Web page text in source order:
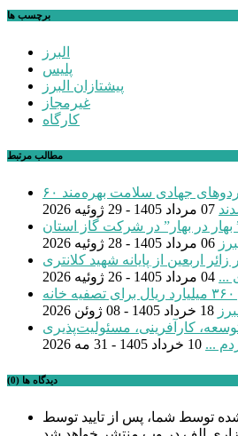
برچسب ها
البرز
پلیس
پیشتازان البرز
غیرمجاز
کارگاه
مطالب مرتبط
۶۰ هزار البرزی از خدمات اردوهای جهادی سلامت بهره‌مند
07 مرداد 1405 - 29 ژوئیه 2026
بهار در بهار” در شرکت گاز استان
06 مرداد 1405 - 28 ژوئیه 2026
بیش از ۱۱ هزار زائر اربعین از پایانه شهید کلانتری
... 04 مرداد 1405 - 26 ژوئیه 2026
اختصاص ۲ هزار و ۳۶۰ میلیارد ریال برای تصفیه خانه
18 خرداد 1405 - 08 ژوئن 2026
کارآفرینی، مسئولیت‌پذیری
... 10 خرداد 1405 - 31 مه 2026
دیدگاه ها (0)
توسط شما، پس از تایید توسط